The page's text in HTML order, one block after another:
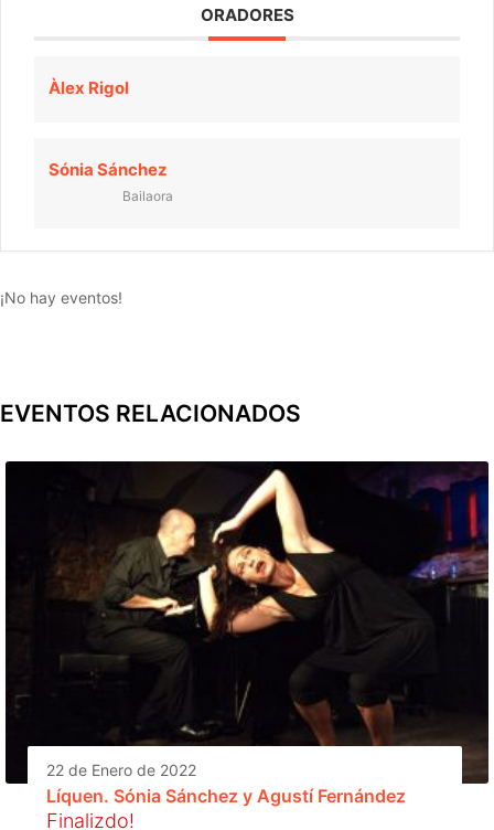
ORADORES
Àlex Rigol
Sónia Sánchez
Bailaora
¡No hay eventos!
EVENTOS RELACIONADOS
22 de Enero de 2022
Líquen. Sónia Sánchez y Agustí Fernández
Finalizdo!